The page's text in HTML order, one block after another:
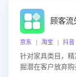
顾客流
京东 | 淘宝 | 抖
针对家具类目，
掘潜在客户放弃